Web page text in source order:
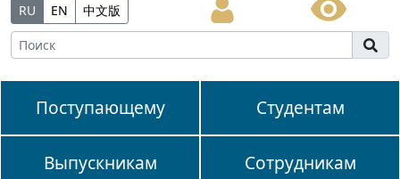
RU EN 中文版
Поступающему Студентам
Выпускникам Сотрудникам